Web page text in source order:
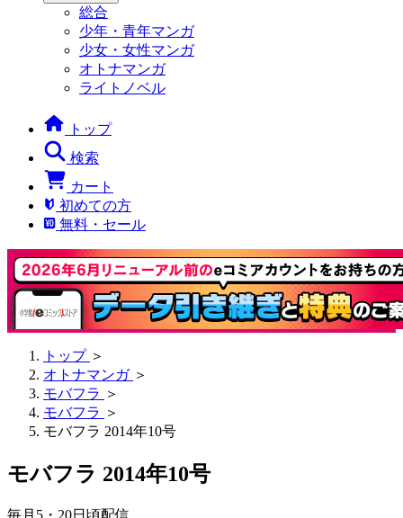
総合
少年・青年マンガ
少女・女性マンガ
オトナマンガ
ライトノベル
トップ
検索
カート
初めての方
無料・セール
トップ ＞
オトナマンガ ＞
モバフラ ＞
モバフラ ＞
モバフラ 2014年10号
モバフラ 2014年10号
毎月5・20日頃配信